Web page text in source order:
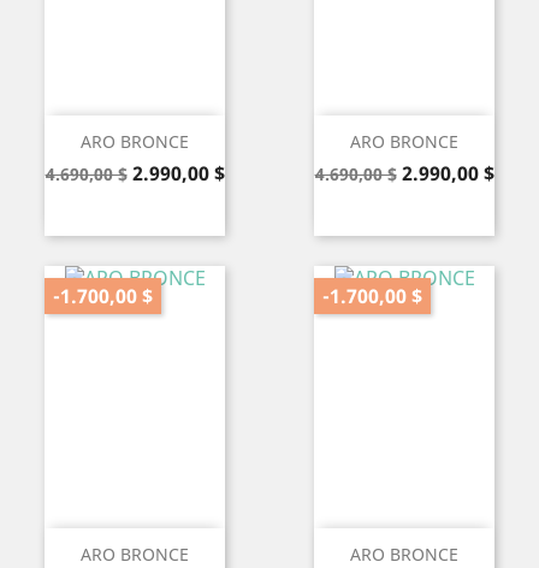
ARO BRONCE
Precio
4.690,00 $ Precio
2.990,00 $
ARO BRONCE
Precio
4.690,00 $ Precio
2.990,00 $
ARO BRONCE
-1.700,00 $
ARO BRONCE
-1.700,00 $